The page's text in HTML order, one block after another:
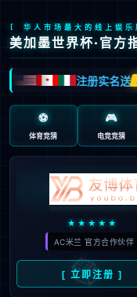
404
能你
书签